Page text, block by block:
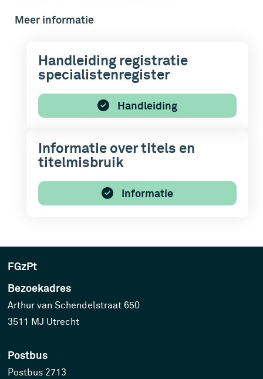
Meer informatie
Handleiding registratie
specialistenregister
Handleiding
Informatie over titels en
titelmisbruik
Informatie
FGzPt
Bezoekadres
Arthur van Schendelstraat 650
3511 MJ Utrecht
Postbus
Postbus 2713